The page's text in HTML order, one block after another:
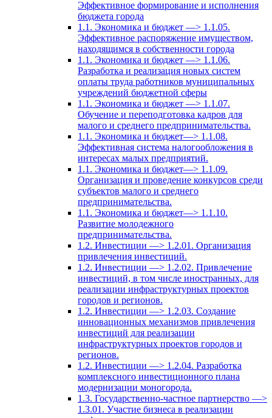
Эффективное формирование и исполнения
бюджета города
1.1. Экономика и бюджет —> 1.1.05.
Эффективное распоряжение имуществом,
находящимся в собственности города
1.1. Экономика и бюджет —> 1.1.06.
Разработка и реализация новых систем
оплаты труда работников муниципальных
учреждений бюджетной сферы
1.1. Экономика и бюджет —> 1.1.07.
Обучение и переподготовка кадров для
малого и среднего предпринимательства.
1.1. Экономика и бюджет—> 1.1.08.
Эффективная система налогообложения в
интересах малых предприятий.
1.1. Экономика и бюджет—> 1.1.09.
Организация и проведение конкурсов среди
субъектов малого и среднего
предпринимательства.
1.1. Экономика и бюджет—> 1.1.10.
Развитие молодежного
предпринимательства.
1.2. Инвестиции —> 1.2.01. Организация
привлечения инвестиций.
1.2. Инвестиции —> 1.2.02. Привлечение
инвестиций, в том числе иностранных, для
реализации инфраструктурных проектов
городов и регионов.
1.2. Инвестиции —> 1.2.03. Создание
инновационных механизмов привлечения
инвестиций для реализации
инфраструктурных проектов городов и
регионов.
1.2. Инвестиции —> 1.2.04. Разработка
комплексного инвестиционного плана
модернизации моногорода.
1.3. Государственно-частное партнерство —>
1.3.01. Участие бизнеса в реализации